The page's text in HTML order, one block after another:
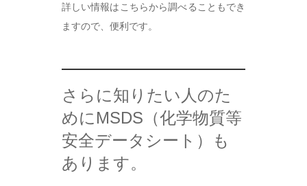
詳しい情報はこちらから調べることもでき
ますので、便利です。
さらに知りたい人のた
めにMSDS（化学物質等
安全データシート）も
あります。